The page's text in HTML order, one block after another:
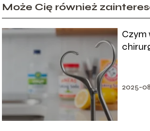
Może Cię również
Czym
2025-